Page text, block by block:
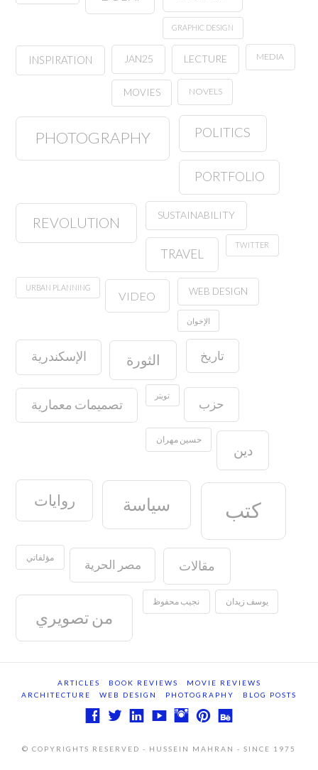
GRAPHIC DESIGN
INSPIRATION JAN25 LECTURE MEDIA
MOVIES NOVELS
PHOTOGRAPHY POLITICS
PORTFOLIO
REVOLUTION SUSTAINABILITY
TRAVEL
TWITTER
URBAN PLANNING
VIDEO WEB DESIGN
الإخوان
الإسكندرية الثورة تاريخ
تصميمات معمارية
تويتر
حزب
حسين مهران
دين
روايات سياسة كتب
مؤلفاتي مصر الحرية مقالات
من تصويري
نجيب محفوظ يوسف زيدان
ARTICLES BOOK REVIEWS
MOVIE REVIEWS
ARCHITECTURE
WEB DESIGN PHOTOGRAPHY BLOG POSTS
© COPYRIGHTS RESERVED - HUSSEIN MAHRAN - SINCE 1975